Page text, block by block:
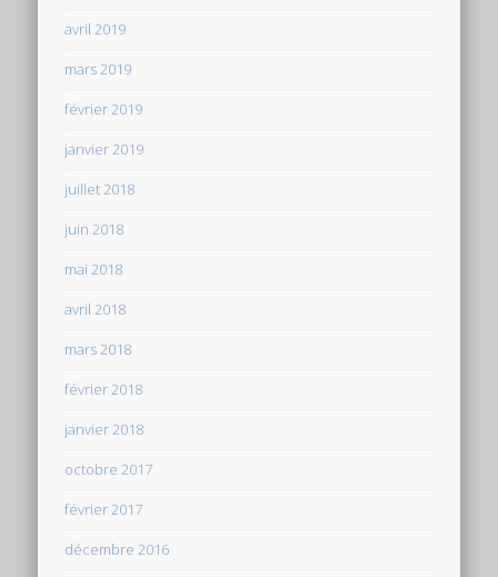
avril 2019
mars 2019
février 2019
janvier 2019
juillet 2018
juin 2018
mai 2018
avril 2018
mars 2018
février 2018
janvier 2018
octobre 2017
février 2017
décembre 2016